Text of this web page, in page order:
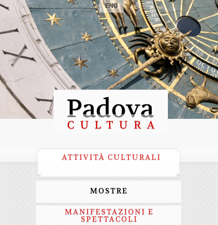
ENG
ATTIVITÀ CULTURALI
MOSTRE
MANIFESTAZIONI E
SPETTACOLI